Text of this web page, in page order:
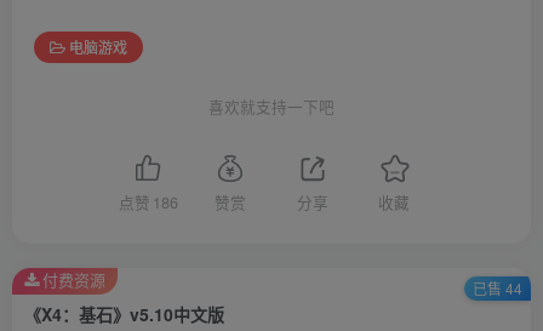
电脑游戏
喜欢就支持一下吧
点赞 186 赞赏 分享 收藏
《X4：基石》v5.10中文版
付费资源 已售 44